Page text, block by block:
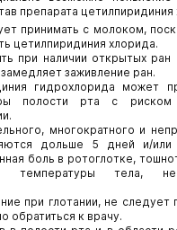
препарата цетилпиридиния
принимать с молоком,
цетилпиридиния хлорида.
при наличии открытых ран
заживление ран.
гидрохлорида может
полости рта с риском
многократного и
дольше 5 дней и/или
боль в ротоглотке,
температуры тела,
при глотании, не следует
обратиться к врачу.